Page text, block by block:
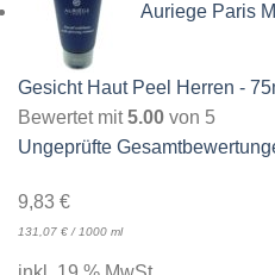
Auriege Paris
Gesicht Haut Peel Herren -
Bewertet mit5.00 von 5
Ungeprüfte
9,83 €
131,07 € / 1000 ml